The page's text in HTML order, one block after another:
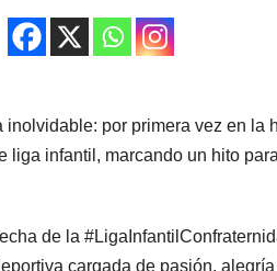
por primera vez en la
infantil, marcando un hito
de la
cargada de pasión,